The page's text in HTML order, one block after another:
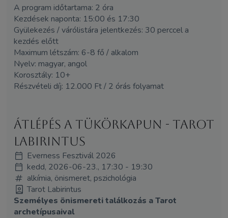
A program időtartama: 2 óra
Kezdések naponta: 15:00 és 17:30
Gyülekezés / várólistára jelentkezés: 30 perccel a
kezdés előtt
Maximum létszám: 6-8 fő / alkalom
Nyelv: magyar, angol
Korosztály: 10+
Részvételi díj: 12.000 Ft / 2 órás folyamat
Átlépés a tükörkapun - Tarot
Labirintus
Everness Fesztivál 2026
kedd, 2026-06-23., 17:30 - 19:30
alkímia, önismeret, pszichológia
Tarot Labirintus
Személyes önismereti találkozás a Tarot
archetípusaival